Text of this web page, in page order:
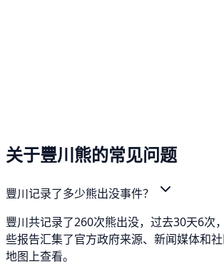
关于豐川熊的常见问题
豐川记录了多少熊出没事件？
豐川共记录了260次熊出没，过去30天6次
些报告汇集了官方政府来源、新闻媒体和
地图上查看。